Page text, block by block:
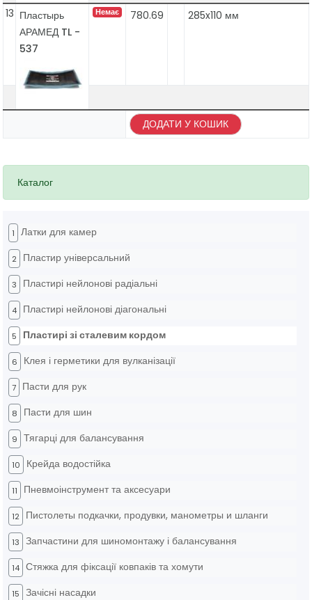
Каталог
1 Латки для камер
2 Пластир універсальний
3 Пластирі нейлонові радіальні
4 Пластирі нейлонові діагональні
5 Пластирі зі сталевим кордом
6 Клея і герметики для вулканізації
7 Пасти для рук
8 Пасти для шин
9 Тягарці для балансування
10 Крейда водостійка
11 Пневмоінструмент та аксесуари
12 Пистолеты подкачки, продувки, манометры и шланги
13 Запчастини для шиномонтажу і балансування
14 Стяжка для фіксації ковпаків та хомути
15 Зачісні насадки
13 Пластырь
АРАМЕД TL -
537
Немає 780.69 285x110 мм
ДОДАТИ У КОШИК